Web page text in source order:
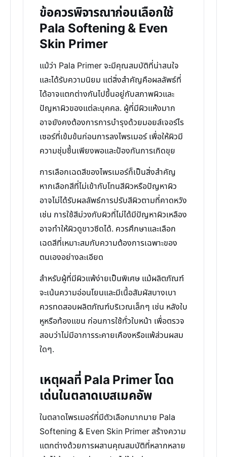
ข้อควรพิจารณาก่อนเลือกใช้
Pala Softening & Even
Skin Primer
แม้ว่า Pala Primer จะมีคุณสมบัติที่น่าสนใจ
และได้รับความนิยม แต่สิ่งสำคัญคือผลลัพธ์ที่
ได้อาจแตกต่างกันไปขึ้นอยู่กับสภาพผิวและ
ปัญหาผิวของแต่ละบุคคล. ผู้ที่มีผิวแห้งมาก
อาจยังคงต้องการการบำรุงด้วยมอยส์เจอร์ไร
เซอร์ที่เข้มข้นก่อนการลงไพรเมอร์ เพื่อให้ผิวมี
ความชุ่มชื้นเพียงพอและป้องกันการเกิดขุย
การเลือกเฉดสีของไพรเมอร์ก็เป็นสิ่งสำคัญ
หากเลือกสีที่ไม่เข้ากับโทนสีผิวหรือปัญหาผิว
อาจไม่ได้รับผลลัพธ์การปรับสีผิวตามที่คาดหวัง
เช่น การใช้สีม่วงกับผิวที่ไม่ได้มีปัญหาผิวเหลือง
อาจทำให้ผิวดูขาวซีดได้. ควรศึกษาและเลือก
เฉดสีที่เหมาะสมกับความต้องการเฉพาะของ
ตนเองอย่างละเอียด
สำหรับผู้ที่มีผิวแพ้ง่ายเป็นพิเศษ แม้ผลิตภัณฑ์
จะเน้นความอ่อนโยนและมีเนื้อสัมผัสบางเบา
ควรทดสอบผลิตภัณฑ์บริเวณเล็กๆ เช่น หลังใบ
หูหรือท้องแขน ก่อนการใช้ทั่วใบหน้า เพื่อตรวจ
สอบว่าไม่มีอาการระคายเคืองหรือแพ้ส่วนผสม
ใดๆ.
เหตุผลที่ Pala Primer โดด
เด่นในตลาดเบสเมคอัพ
ในตลาดไพรเมอร์ที่มีตัวเลือกมากมาย Pala
Softening & Even Skin Primer สร้างความ
แตกต่างด้วยการผสานคุณสมบัติที่หลากหลาย